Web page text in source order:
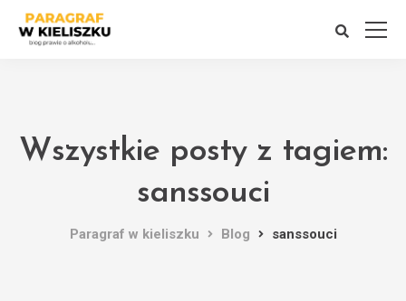
Wszystkie posty z tagiem:
sanssouci
Paragraf w kieliszku Blog sanssouci